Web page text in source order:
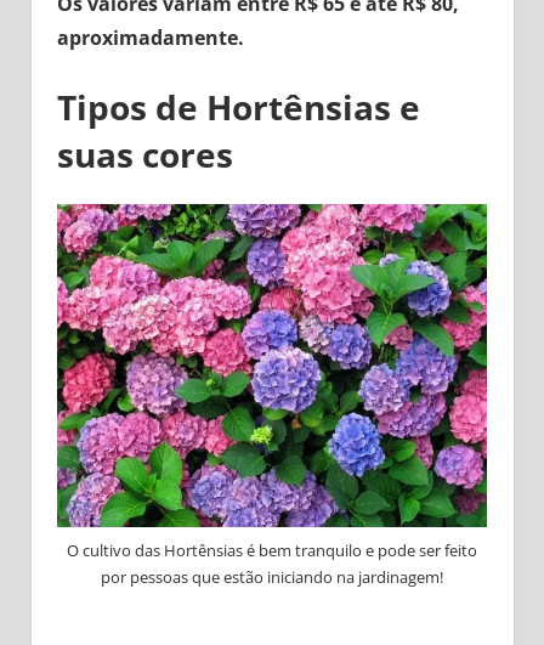
aproximadamente.
Tipos de Hortênsias e
suas cores
O cultivo das Hortênsias é bem tranquilo e pode ser feito
por pessoas que estão iniciando na jardinagem!